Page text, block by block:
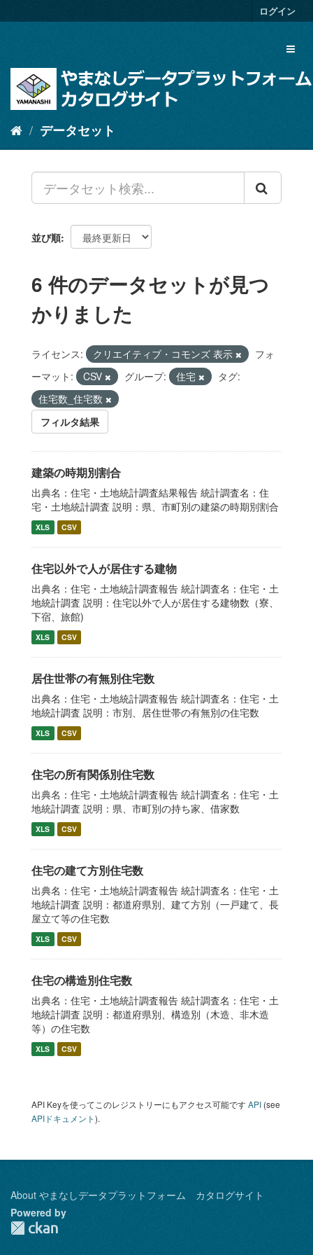
キ
ログイン
データセット
並び順
6 件のデータセットが見つ
かりました
ライセンス: クリエイティブ・コモンズ 表示
フォ
ーマット:
CSV グループ: 住宅
タグ:
住宅数_住宅数
フィルタ結果
建築の時期別割合
出典名：住宅・土地統計調査結果報告 統計調査名：住
宅・土地統計調査 説明：県、市町別の建築の時期別割合
XLS CSV
住宅以外で人が居住する建物
出典名：住宅・土地統計調査報告 統計調査名：住宅・土
地統計調査 説明：住宅以外で人が居住する建物数（寮、
下宿、旅館)
XLS CSV
居住世帯の有無別住宅数
出典名：住宅・土地統計調査報告 統計調査名：住宅・土
地統計調査 説明：市別、居住世帯の有無別の住宅数
XLS CSV
住宅の所有関係別住宅数
出典名：住宅・土地統計調査報告 統計調査名：住宅・土
地統計調査 説明：県、市町別の持ち家、借家数
XLS CSV
住宅の建て方別住宅数
出典名：住宅・土地統計調査報告 統計調査名：住宅・土
地統計調査 説明：都道府県別、建て方別（一戸建て、長
屋立て等の住宅数
XLS CSV
住宅の構造別住宅数
出典名：住宅・土地統計調査報告 統計調査名：住宅・土
地統計調査 説明：都道府県別、構造別（木造、非木造
等）の住宅数
XLS CSV
API Keyを使ってこのレジストリーにもアクセス可能ですAPI (see
APIドキュメント).
About やまなしデータプラットフォーム カタログサイト
Powered by